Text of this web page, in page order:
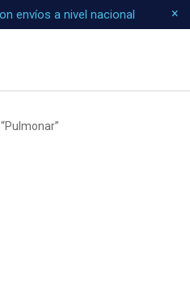
envíos a nivel nacional